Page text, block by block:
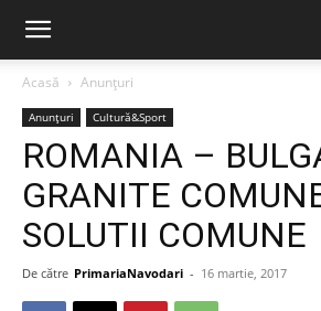
Acasă Anunțuri
Anunțuri Cultură&Sport
ROMANIA –
GRANITE
SOLUTII COMUNE
De către PrimariaNavodari - 16 martie, 2017